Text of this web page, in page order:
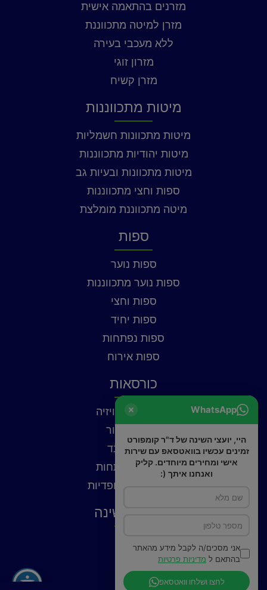
מזרנים בהתאמה אישית
מזרן למיטה מתכווננת
ללא מעכבי בעירה
מזרון זוגי
מזרן קשיח
מיטות מתכווננות
מיטות מתכוונות חשמליות
מיטות יהודיות מתכווננות
מיטות מתכוונות ובעיות גב
ספות וחצי מתכווננות
מיטה מתכווננת מומלצת
ספות
ספות נוער
ספות נוער מתכווננות
ספות וחצי
ספות יחיד
ספות נפתחות
ספות אירוח
כורסאות
כורסאות טלוויזיה
כורסאות עור
כורסאות בד
כורסאות נפתחות
כורסאות אורטופדיות
פתרונות שינה
מצעים
WhatsApp
היי, יועצי השינה של ד"ר קומפורט
זמינים עכשיו בוואטסאפ עם שירות
אישי ומחירים מיוחדים. קליק
ואנחנו איתך (:
אני מסכים/ה לקבל מידע מהאתר
בהתאם ל מדיניות פרטיות
לחצו ושלחו וואטסאפ